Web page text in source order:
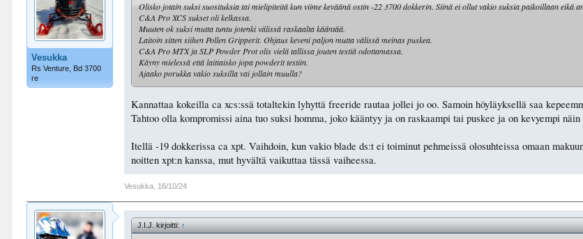
Vesukka
Rs Venture, Bd 3700
re
Olisko jotain suksi suosituksia tai mielipiteitä kun viime keväänä ostin -22 3700 dokkerin. Siinä ei ollut vakio suksia paikoillaan eikä
C&A Pro XCS sukset oli kelkassa.
Muuten ok suksi mutta tuntu jotenki välissä raskaalta kääntää.
Laitoin sitten siihen Pollen Gripperit. Ohjaus keveni paljon mutta välissä meinas puskea.
C&A Pro MTX ja SLP Powder Prot olis vielä tallissa jouten testiä odottamassa.
Käyny mielessä että laittaisko jopa powderit testiin.
Ajaako porukka vakio suksilla vai jollain muulla?
Kannattaa kokeilla ca xcs:ssä totaltekin lyhyttä freeride rautaa jollei jo oo. Samoin höyläyksellä saa
Tahtoo olla kompromissi aina tuo suksi homma, joko kääntyy ja on raskaampi tai puskee ja on kevyempi
Itellä -19 dokkerissa ca xpt. Vaihdoin, kun vakio blade ds:t ei toiminut pehmeissä olosuhteissa omaan
noitten xpt:n kanssa, mut hyvältä vaikuttaa tässä vaiheessa.
Vesukka 16/10/24
J.I.J. kirjoitti:↑